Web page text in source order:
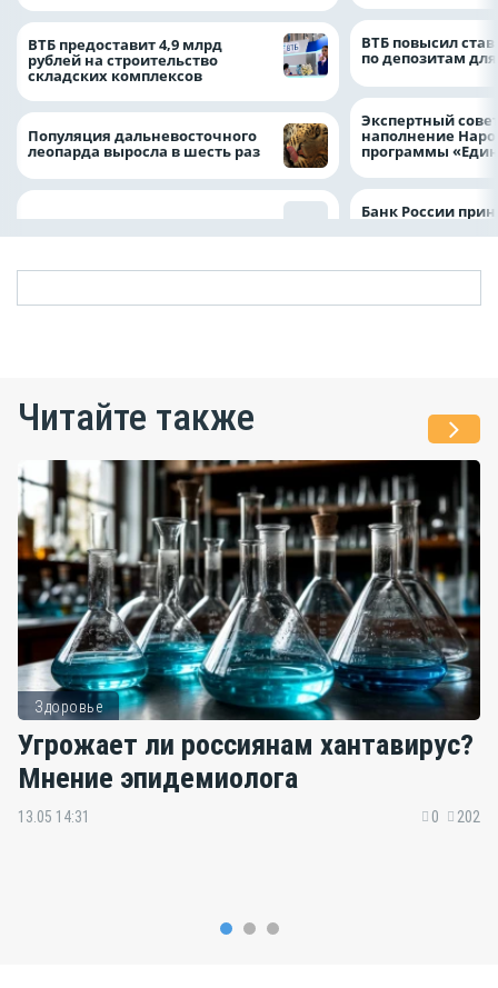
ВТБ предоставит 4,9 млрд
рублей на строительство
складских комплексов
Популяция дальневосточного
леопарда выросла в шесть раз
ВТБ повысил
по депозитам
Экспертный
наполнение
программы
Банк России
Читайте также
Здоровье
Угрожает ли россиянам хантавирус?
Мнение эпидемиолога
13.05 14:31 0 202